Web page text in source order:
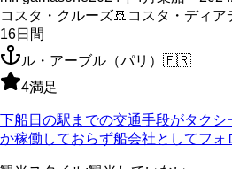
コスタ・クルーズ🚢 コスタ・ディア
16日間
ル・アーブル（パリ） 🇫🇷
4満足
下船日の駅までの交通手段がタクシ
か稼働しておらず船会社としてフォ